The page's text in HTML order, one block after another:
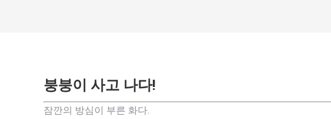
붕붕이 사고 나다!
잠깐의 방심이 부른 화다.